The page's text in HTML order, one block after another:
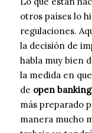
otros países lo
regulaciones.
la decisión de
habla muy bien
la medida en
de open
más preparado
manera mucho